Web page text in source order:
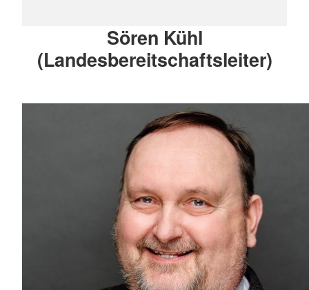
Sören Kühl
(Landesbereitschaftsleiter)